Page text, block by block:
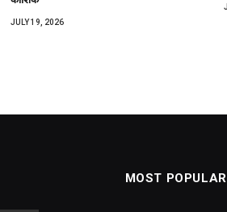
JULY 19, 2026
MOST POPULAR